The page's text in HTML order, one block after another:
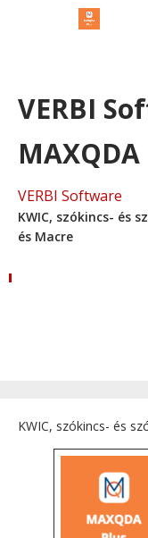
VERBI
VERBI Software
KWIC, szókincs- és
és Macre
KWIC, szókincs- és